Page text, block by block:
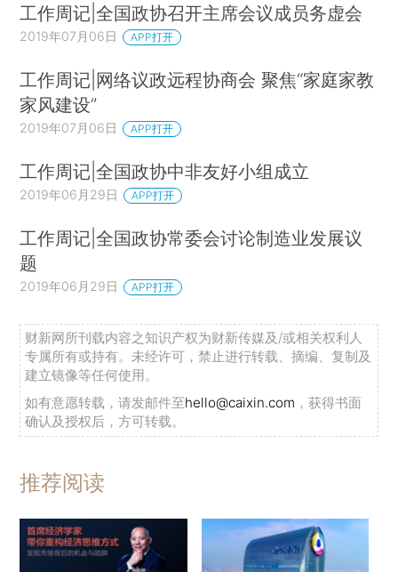
工作周记|全国政协召开主席会议成员务虚会
2019年07月06日 APP打开
工作周记|网络议政远程协商会 聚焦“家庭家教
家风建设”
2019年07月06日 APP打开
工作周记|全国政协中非友好小组成立
2019年06月29日 APP打开
工作周记|全国政协常委会讨论制造业发展议
题
2019年06月29日 APP打开
财新网所刊载内容之知识产权为财新传媒及/或相关权利人
专属所有或持有。未经许可，禁止进行转载、摘编、复制及
建立镜像等任何使用。
如有意愿转载，请发邮件至hello@caixin.com ，获得书面
确认及授权后，方可转载。
推荐阅读